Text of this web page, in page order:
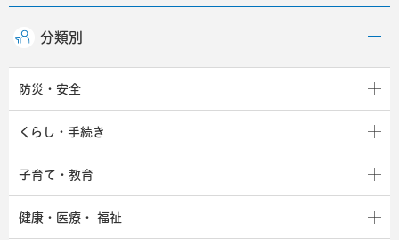
分類別
防災・安全
くらし・手続き
子育て・教育
健康・医療・ 福祉